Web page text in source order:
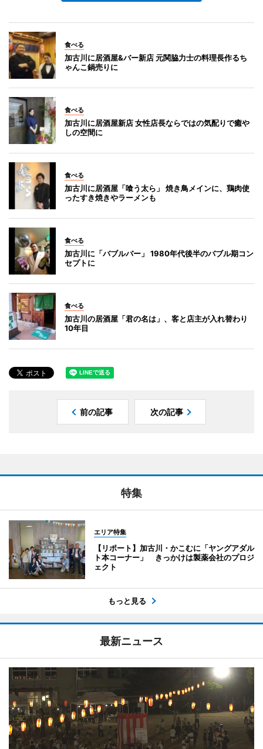
食べる
加古川に居酒屋&バー新店 元関脇力士の料理長作るち
ゃんこ鍋売りに
食べる
加古川に居酒屋新店 女性店長ならではの気配りで癒や
しの空間に
食べる
加古川に居酒屋「喰う太ら」 焼き鳥メインに、鶏肉使
ったすき焼きやラーメンも
食べる
加古川に「バブルバー」 1980年代後半のバブル期コン
セプトに
食べる
加古川の居酒屋「君の名は」、客と店主が入れ替わり
10年目
前の記事 次の記事
特集
エリア特集
【リポート】加古川・かこむに「ヤングアダル
ト本コーナー」 きっかけは製薬会社のプロジ
ェクト
もっと見る
最新ニュース